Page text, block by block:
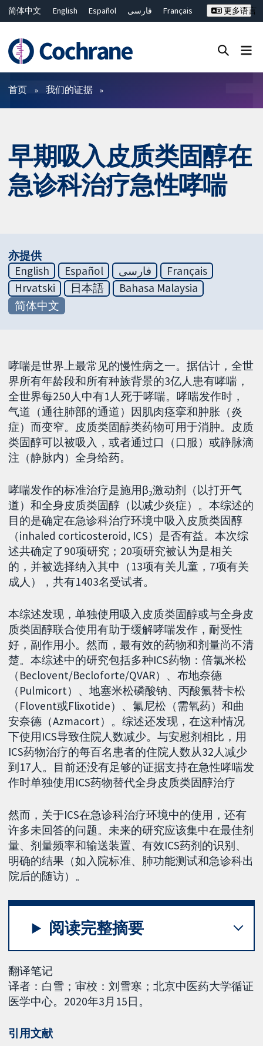
简体中文 English Español فارسی
Français
ไทย
繁體中文
更多语言
过滤
首页 我们的证据
早期吸入皮质类固醇在
急诊科治疗急性哮喘
亦提供
English
Español فارسی
Français
Hrvatski
日本語
Bahasa Malaysia
简体中文
哮喘是世界上最常见的慢性病之一。据估计，全世
界所有年龄段和所有种族背景的3亿人患有哮喘，
全世界每250人中有1人死于哮喘。哮喘发作时，
气道（通往肺部的通道）因肌肉痉挛和肿胀（炎
症）而变窄。皮质类固醇类药物可用于消肿。皮质
类固醇可以被吸入，或者通过口（口服）或静脉滴
注（静脉内）全身给药。
哮喘发作的标准治疗是施用β2激动剂（以打开气
道）和全身皮质类固醇（以减少炎症）。本综述的
目的是确定在急诊科治疗环境中吸入皮质类固醇
（inhaled corticosteroid, ICS）是否有益。本次综
述共确定了90项研究；20项研究被认为是相关
的，并被选择纳入其中（13项有关儿童，7项有关
成人），共有1403名受试者。
本综述发现，单独使用吸入皮质类固醇或与全身皮
质类固醇联合使用有助于缓解哮喘发作，耐受性
好，副作用小。然而，最有效的药物和剂量尚不清
楚。本综述中的研究包括多种ICS药物：倍氯米松
（Beclovent/Becloforte/QVAR）、布地奈德
（Pulmicort）、地塞米松磷酸钠、丙酸氟替卡松
（Flovent或Flixotide）、氟尼松（需氧药）和曲
安奈德（Azmacort）。综述还发现，在这种情况
下使用ICS导致住院人数减少。与安慰剂相比，用
ICS药物治疗的每百名患者的住院人数从32人减少
到17人。目前还没有足够的证据支持在急性哮喘发
作时单独使用ICS药物替代全身皮质类固醇治疗
然而，关于ICS在急诊科治疗环境中的使用，还有
许多未回答的问题。未来的研究应该集中在最佳剂
量、剂量频率和输送装置、有效ICS药剂的识别、
明确的结果（如入院标准、肺功能测试和急诊科出
院后的随访）。
阅读完整摘要
翻译笔记
译者：白雪；审校：刘雪寒；北京中医药大学循证
医学中心。2020年3月15日。
引用文献